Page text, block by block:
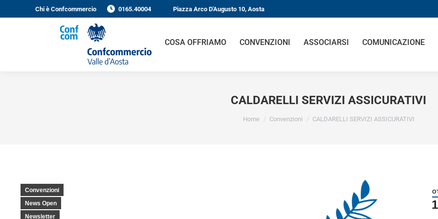
Chi è Confcommercio 0165.40004 Piazza Arco D'Augusto 10, Aosta
COSA OFFRIAMO CONVENZIONI ASSOCIARSI COMUNICAZIONE
CALDARELLI SERVIZI ASSICURATIVI
Home Convenzioni CALDARELLI SERVIZI ASSICURATIVI
Convenzioni
News Open
Newsletter